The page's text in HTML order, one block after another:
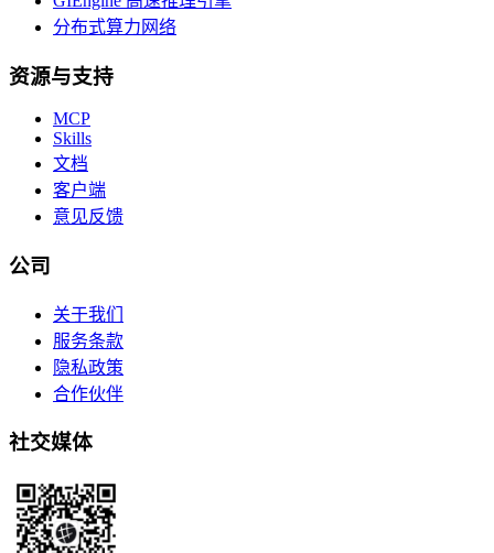
分布式算力网络
资源与支持
MCP
Skills
文档
客户端
意见反馈
公司
关于我们
服务条款
隐私政策
合作伙伴
社交媒体